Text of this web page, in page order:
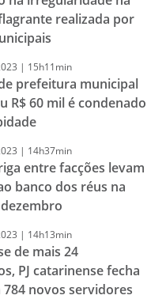
realizada por
| 15h11min
prefeitura municipal
R$ 60 mil é condenado
| 14h37min
entre facções levam
banco dos réus na
| 14h13min
de mais 24
PJ catarinense fecha
novos servidores